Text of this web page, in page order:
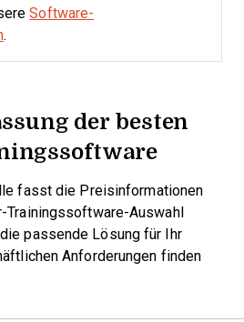
Software-
.
der besten
fasst die Preisinformationen
Trainingssoftware-Auswahl
passende Lösung für Ihr
Anforderungen finden